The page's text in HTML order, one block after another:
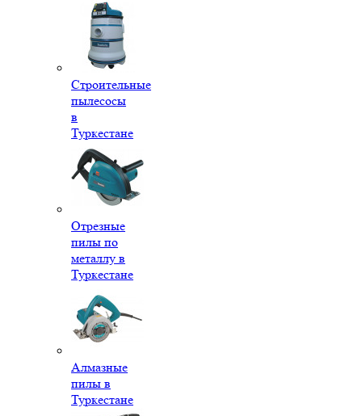
Строительные
пылесосы
в
Туркестане
Отрезные
пилы по
металлу в
Туркестане
Алмазные
пилы в
Туркестане